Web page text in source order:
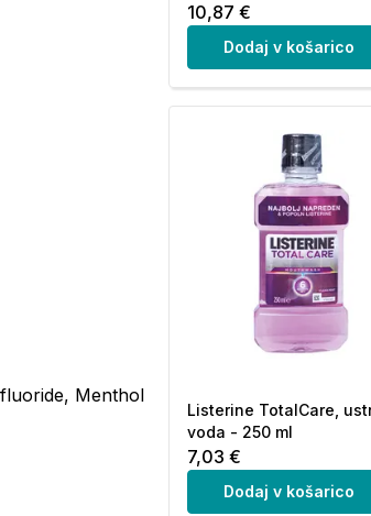
Menthol
10,87 €
Dodaj v košarico
Listerine TotalCare,
voda - 250 ml
7,03 €
Dodaj v košarico